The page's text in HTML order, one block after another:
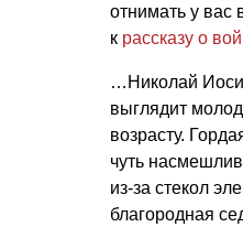
отнимать у
к рассказу о
…Николай
выглядит
возрасту.
чуть
из-за стекол
благородная